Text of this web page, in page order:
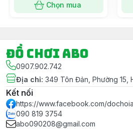
Chọn mua
Đồ chơi ABO
0907.902.742
Địa chỉ: 349 Tôn Đản, Phường 15,
Kết nối
https://www.facebook.com/
090 819 3754
abo090208@gmail.com